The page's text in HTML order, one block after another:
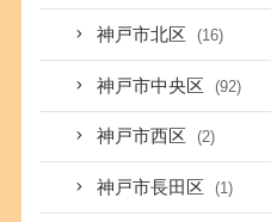
神戸市北区 (16)
神戸市中央区 (92)
神戸市西区 (2)
神戸市長田区 (1)